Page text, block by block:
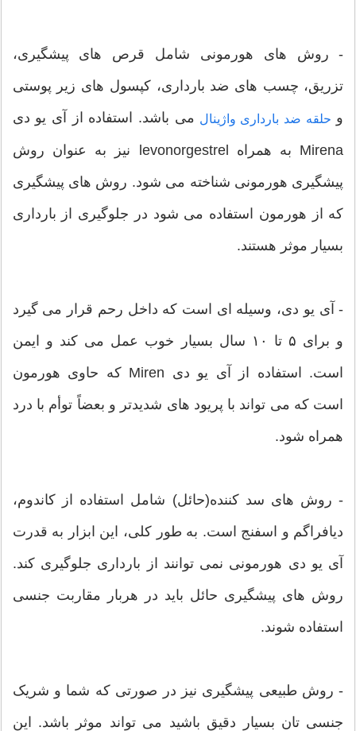
- روش های هورمونی شامل قرص های پیشگیری،
تزریق، چسب های ضد بارداری، کپسول های زیر پوستی
و حلقه ضد بارداری واژینال می باشد. استفاده از آی یو دی
Mirena به همراه levonorgestrel نیز به عنوان روش
پیشگیری هورمونی شناخته می شود. روش های پیشگیری
که از هورمون استفاده می شود در جلوگیری از بارداری
بسیار موثر هستند.
- آی یو دی، وسیله ای است که داخل رحم قرار می گیرد
و برای ۵ تا ۱۰ سال بسیار خوب عمل می کند و ایمن
است. استفاده از آی یو دی Miren که حاوی هورمون
است که می تواند با پریود های شدیدتر و بعضاً توأم با درد
همراه شود.
- روش های سد کننده(حائل) شامل استفاده از کاندوم،
دیافراگم و اسفنج است. به طور کلی، این ابزار به قدرت
آی یو دی هورمونی نمی توانند از بارداری جلوگیری کند.
روش های پیشگیری حائل باید در هربار مقاربت جنسی
استفاده شوند.
- روش طبیعی پیشگیری نیز در صورتی که شما و شریک
جنسی تان بسیار دقیق باشید می تواند موثر باشد. این